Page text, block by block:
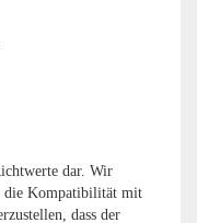
dar. Wir
die Kompatibilität mit
dass der